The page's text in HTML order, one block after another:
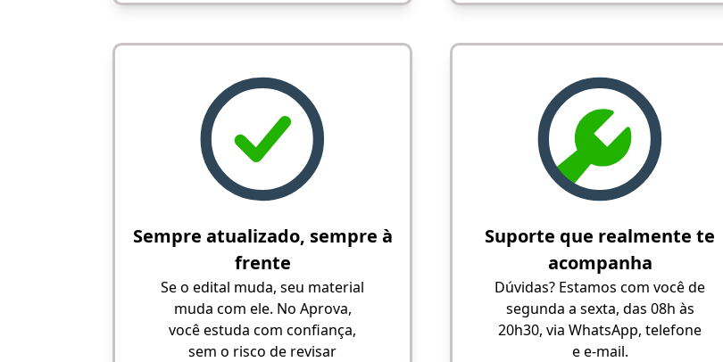
Sempre atualizado, sempre à
frente
Se o edital muda, seu material
muda com ele. No Aprova,
você estuda com confiança,
sem o risco de revisar
Suporte que realmente te
acompanha
Dúvidas? Estamos com você de
segunda a sexta, das 08h às
20h30, via WhatsApp, telefone
e e-mail.